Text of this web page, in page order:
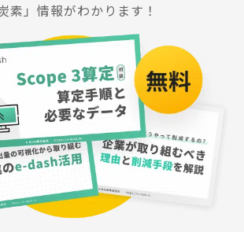
素」情報がわかります！